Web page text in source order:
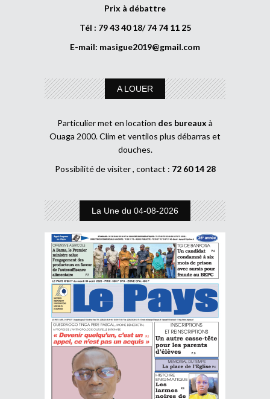
Prix à débattre
Tél : 79 43 40 18/ 74 74 11 25
E-mail: masigue2019@gmail.com
A LOUER
Particulier met en location des bureaux à
Ouaga 2000. Clim et ventilos plus débarras et
douches.
Possibilité de visiter , contact : 72 60 14 28
La Une du 04-08-2026